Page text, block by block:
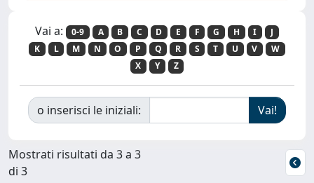
Vai a: 0-9 A B C D E F G H I
J
K
L M N O P Q R S T U V
W
X
Y Z
o inserisci le iniziali:
Mostrati risultati da 3 a 3
di 3